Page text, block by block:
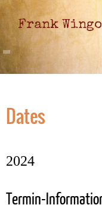
Frank
Dates
2024
Termin-